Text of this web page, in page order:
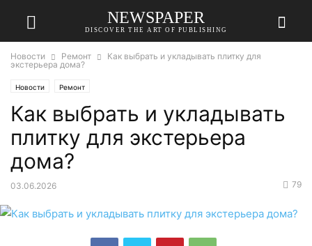
NEWSPAPER
DISCOVER THE ART OF PUBLISHING
Новости Ремонт
Как выбрать и укладывать плитку для
экстерьера дома?
Новости Ремонт
Как выбрать и укладывать
плитку для экстерьера
дома?
03.06.2026 79